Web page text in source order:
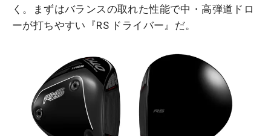
く。まずはバランスの取れた性能で中・高弾道ドロ
ーが打ちやすい『RS ドライバー』だ。